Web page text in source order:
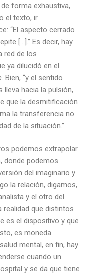
forma exhaustiva,
el texto, ir
“El aspecto cerrado
[…].” Es decir, hay
red de los
ya dilucidó en el
. Bien, “y el sentido
lleva hacia la pulsión,
que la desmitificación
la transferencia no
de la situación.”
podemos extrapolar
donde podemos
del imaginario y
la relación, digamos,
y el otro del
realidad que distintos
es el dispositivo y que
es moneda
mental, en fin, hay
cuando un
y se da que tiene